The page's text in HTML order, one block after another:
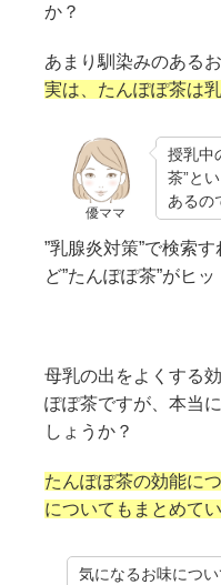
か？
あまり馴染みのある
実は、たんぽぽ茶は
優ママ
授乳中
茶”と
あるの
”乳腺炎対策”で検索
ど”たんぽぽ茶”がヒッ
母乳の出をよくする
ぽぽ茶ですが、本当
しょうか？
たんぽぽ茶の効能に
についてもまとめて
気になるお味につ